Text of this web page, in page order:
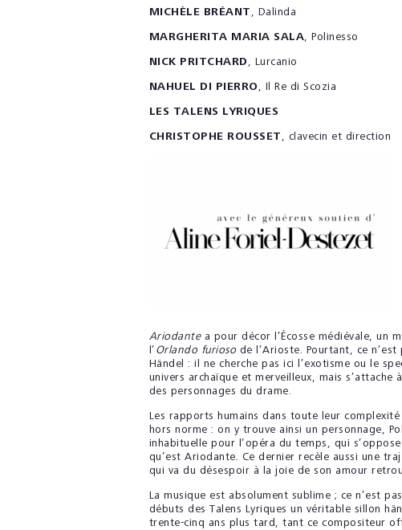
MICHÈLE BRÉANT , Dalinda
MARGHERITA MARIA SALA, Polinesso
NICK PRITCHARD , Lurcanio
NAHUEL DI PIERRO , Il Re di Scozia
LES TALENS LYRIQUES
CHRISTOPHE ROUSSET , clavecin et direction
Ariodante a pour décor l’Écosse médiévale, un
l’ Orlando furioso de l’Arioste. Pourtant, ce
Händel : il ne cherche pas ici l’exotisme ou le
univers archaïque et merveilleux, mais
des personnages du drame.
Les rapports humains dans toute leur
hors norme : on y trouve ainsi un personnage,
inhabituelle pour l’opéra du temps, qui
qu’est Ariodante. Ce dernier recèle aussi une
qui va du désespoir à la joie de son amour
La musique est absolument sublime ; ce n’est
débuts des Talens Lyriques un véritable sillon
trente-cinq ans plus tard, tant ce compositeur